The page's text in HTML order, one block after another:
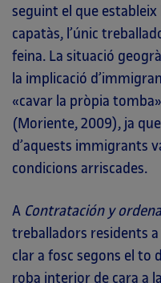
seguint el que estableix
capatàs, l’únic
feina. La situació
la implicació
«cavar la pròpia
(Moriente, 2009), ja
d’aquests immigrants
condicions arriscades.
A Contratación y
treballadors residents
clar a fosc segons el to
roba interior de cara a